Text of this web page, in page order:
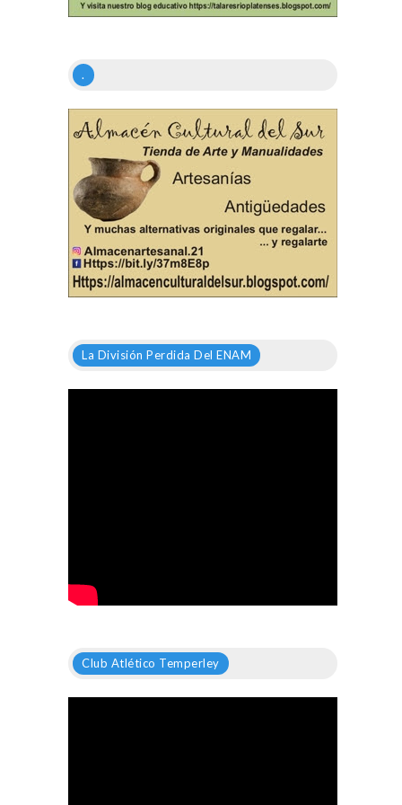
.
La División Perdida Del ENAM
Club Atlético Temperley